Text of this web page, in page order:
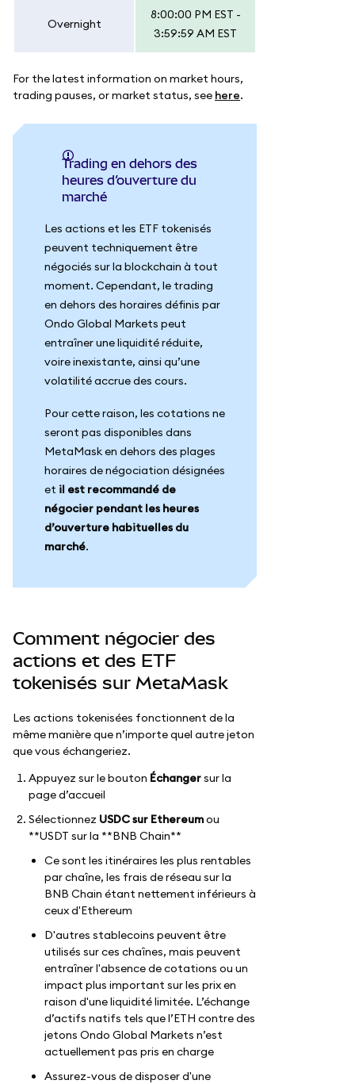
Overnight
8:00:00 PM EST -
3:59:59 AM EST
For the latest information on market hours,
trading pauses, or market status, see here.
Trading en dehors des
heures d’ouverture du
marché
Les actions et les ETF tokenisés
peuvent techniquement être
négociés sur la blockchain à tout
moment. Cependant, le trading
en dehors des horaires définis par
Ondo Global Markets peut
entraîner une liquidité réduite,
voire inexistante, ainsi qu’une
volatilité accrue des cours.
Pour cette raison, les cotations ne
seront pas disponibles dans
MetaMask en dehors des plages
horaires de négociation désignées
et il est recommandé de
négocier pendant les heures
d’ouverture habituelles du
marché.
Comment négocier des
actions et des ETF
tokenisés sur MetaMask
Les actions tokenisées fonctionnent de la
même manière que n’importe quel autre jeton
que vous échangeriez.
Appuyez sur le bouton Échangersur la
page d’accueil
Sélectionnez USDC sur Ethereumou
**USDT sur la **BNB Chain**
Ce sont les itinéraires les plus rentables
par chaîne, les frais de réseau sur la
BNB Chain étant nettement inférieurs à
ceux d'Ethereum
D'autres stablecoins peuvent être
utilisés sur ces chaînes, mais peuvent
entraîner l'absence de cotations ou un
impact plus important sur les prix en
raison d'une liquidité limitée. L’échange
d’actifs natifs tels que l’ETH contre des
jetons Ondo Global Markets n’est
actuellement pas pris en charge
Assurez-vous de disposer d'une